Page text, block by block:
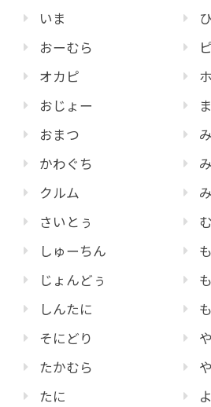
いま
おーむら
オカピ
おじょー
おまつ
かわぐち
クルム
さいとぅ
しゅーちん
じょんどぅ
しんたに
そにどり
たかむら
たに